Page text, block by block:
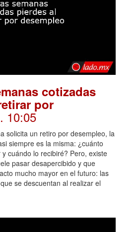
cotizadas
por
. 10:05
solicita un retiro por desempleo, la
siempre es la misma: ¿cuánto
cuándo lo recibiré? Pero, existe
pasar desapercibido y que
mucho mayor en el futuro: las
se descuentan al realizar el